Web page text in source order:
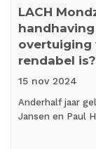
LACH
handhaving
overtuiging
rendabel
15 nov 2024
Anderhalf jaar
Jansen en Paul